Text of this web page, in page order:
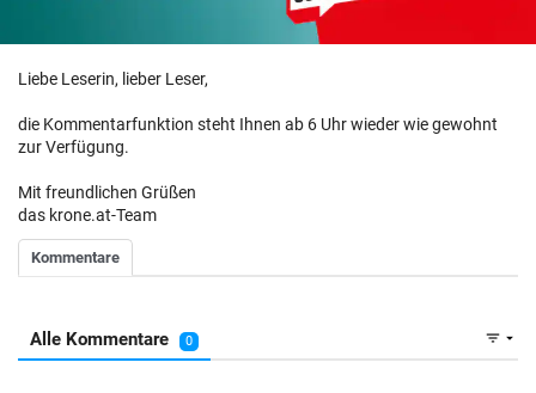
Liebe Leserin, lieber Leser,
die Kommentarfunktion steht Ihnen ab 6 Uhr wieder wie gewohnt
zur Verfügung.
Mit freundlichen Grüßen
das krone.at-Team